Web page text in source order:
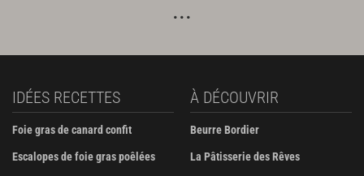
IDÉES RECETTES
Foie gras de canard confit
Escalopes de foie gras poêlées
À DÉCOUVRIR
Beurre Bordier
La Pâtisserie des Rêves